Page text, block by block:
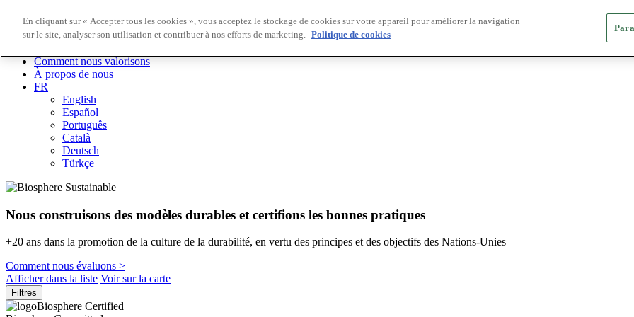
Destinations Biosphere
Comment nous valorisons
À propos de nous
FR
English
Español
Português
Català
Deutsch
Türkçe
Nous construisons des modèles durables et certifions les bonnes pratiques
+20 ans dans la promotion de la culture de la durabilité, en vertu des principes et des objectifs des Nations-Unies
Comment nous évaluons >
Afficher dans la liste Voir sur la carte
Filtres
Biosphere Certified
En cliquant sur « Accepter tous les cookies », vous acceptez le stockage de cookies sur votre appareil pour améliorer la navigation
sur le site, analyser son utilisation et contribuer à nos efforts de marketing. Politique de cookies